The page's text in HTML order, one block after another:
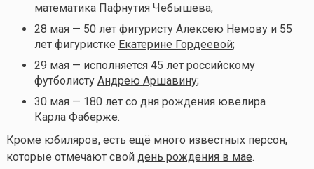
математика Пафнутия Чебышева;
28 мая — 50 лет фигуристу Алексею Немовуи 55
лет фигуристке Екатерине Гордеевой;
29 мая — исполняется 45 лет российскому
футболисту Андрею Аршавину;
30 мая — 180 лет со дня рождения ювелира
Карла Фаберже.
Кроме юбиляров, есть ещё много известных персон,
которые отмечают свой день рождения в мае.